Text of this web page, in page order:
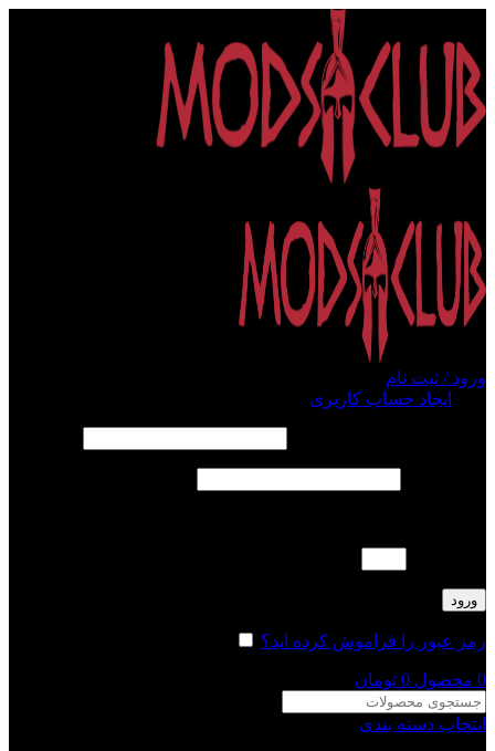
ورود / ثبت نام
ایجاد حساب کاربری
ورود
رمز عبور را فراموش کرده اید؟
0 محصول 0 تومان
انتخاب دسته بندی